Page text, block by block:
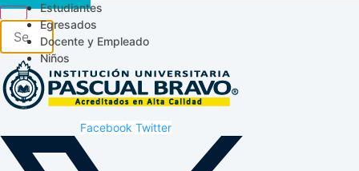
Estudiantes
Egresados
Docente y Empleado
Niños
Facebook Twitter